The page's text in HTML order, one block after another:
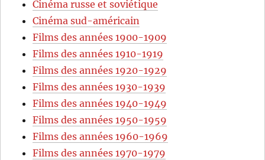
Cinéma russe et soviétique
Cinéma sud-américain
Films des années 1900-1909
Films des années 1910-1919
Films des années 1920-1929
Films des années 1930-1939
Films des années 1940-1949
Films des années 1950-1959
Films des années 1960-1969
Films des années 1970-1979